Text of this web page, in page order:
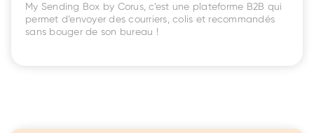
My Sending Box by Corus, c’est une plateforme B2B qui
permet d’envoyer des courriers, colis et recommandés
sans bouger de son bureau !